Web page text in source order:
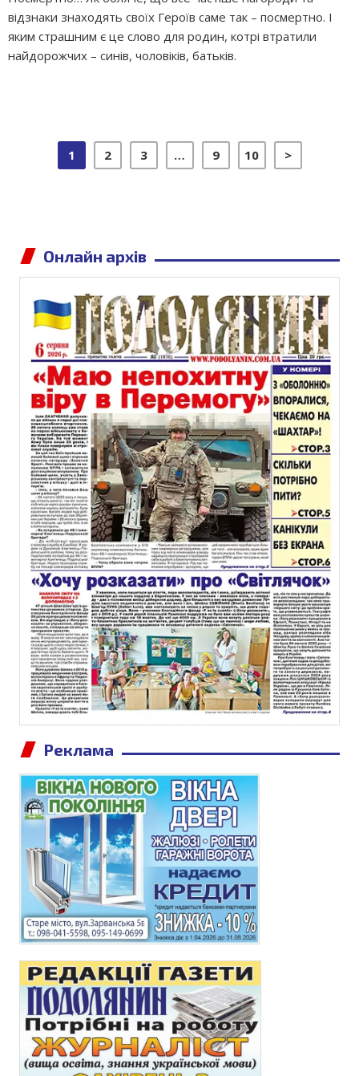
відзнаки знаходять своїх Героїв саме так – посмертно. І
яким страшним є це слово для родин, котрі втратили
найдорожчих – синів, чоловіків, батьків.
1 2 3 … 9 10 >
Онлайн архів
Реклама